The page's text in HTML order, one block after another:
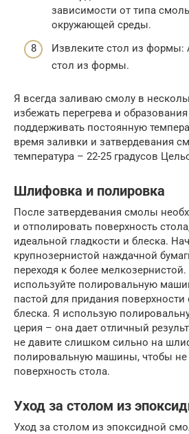
зависимости от типа
окружающей среды.
Извлеките стол из формы:
стол из формы.
Я всегда заливаю смолу в
избежать перегрева и
поддерживать постоянную
время заливки и затвердевания
температура – 22-25 градусов
Шлифовка и полировка
После затвердевания смолы
и отполировать поверхность
идеальной гладкости и блеска.
крупнозернистой наждачной
переходя к более
используйте полировальную
пастой для придания поверхности
блеска. Я использую
церия – она дает отличный
не давите слишком сильно на
полировальную машины, чтобы не
поверхность стола.
Уход за столом из
Уход за столом из эпоксидной